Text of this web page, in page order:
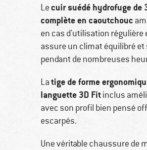
Lecuir suédé hydrofuge de
complète en caoutchouc
en cas d'utilisation régulière
assure un climat équilibré
pendant de nombreuses
Latige de forme
languette 3D Fitinclus
avec son profil bien pensé
escarpés.
Une véritable chaussure de